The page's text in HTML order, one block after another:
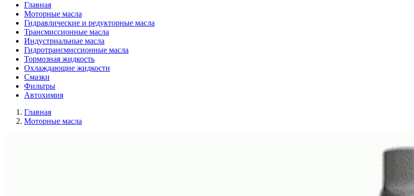
Главная
Моторные масла
Гидравлические и редукторные масла
Трансмиссионные масла
Индустриальные масла
Гидротрансмиссионные масла
Тормозная жидкость
Охлаждающие жидкости
Смазки
Фильтры
Автохимия
Главная
Моторные масла